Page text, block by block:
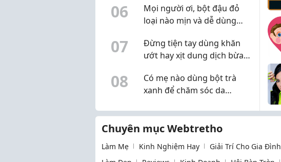
Nẵng
06
Mọi người ơi, bột đậu đỏ
loại nào mịn và dễ dùng
sang nguyên liệu thiên
nhiên
07
Đừng tiện tay dùng khăn
ướt hay xịt dung dịch bừa
tiền!
08
Có mẹ nào dùng bột trà
xanh để chăm sóc da
tháng thấy khá ổn
Chuyên mục Webtretho
Làm Mẹ Kinh Nghiệm Hay Giải Trí Cho Gia Đình